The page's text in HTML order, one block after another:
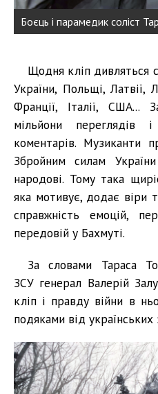
Боєць і парамедик соліст
Щодня кліп дивляться
України, Польщі, Латвії,
Франції, Італії,
мільйони переглядів
коментарів. Музиканти
Збройним силам
народові. Тому така
яка мотивує, додає віри
справжність емоцій,
передовій у Бахмуті.
За словами Тараса
ЗСУ генерал Валерій
кліп і правду війни в
подяками від українських